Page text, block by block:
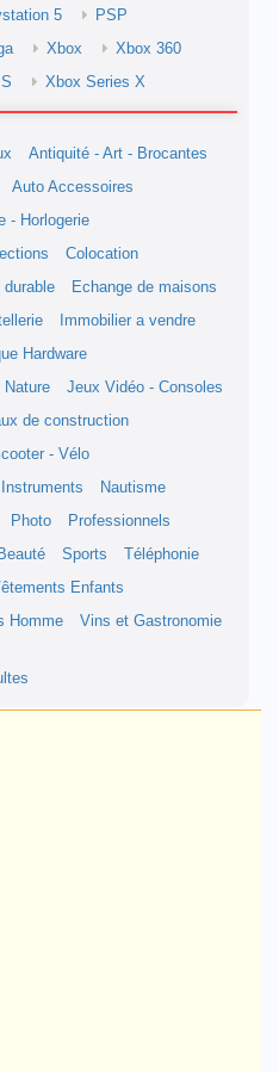
5
PSP
Xbox
Xbox 360
Xbox Series X
Antiquité - Art - Brocantes
Auto Accessoires
- Horlogerie
Colocation
durable
Echange de maisons
Immobilier a vendre
Hardware
Nature
Jeux Vidéo - Consoles
de construction
- Vélo
Nautisme
Photo
Professionnels
Sports
Téléphonie
Enfants
Homme Vins et Gastronomie